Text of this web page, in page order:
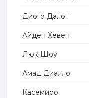
Диого Далот
Айден Хевен
Люк Шоу
Амад Диалло
Касемиро